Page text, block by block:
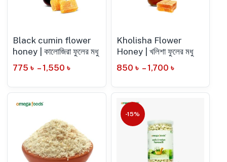
Black cumin flower
honey | কালোজিরা ফুলের মধু
775 ৳ – 1,550 ৳
Kholisha Flower
Honey | খলিশা ফুলের মধু
850 ৳ – 1,700 ৳
-15%